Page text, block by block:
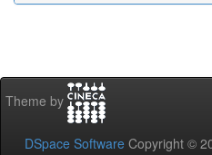
Theme by
DSpace Software Copyright ©